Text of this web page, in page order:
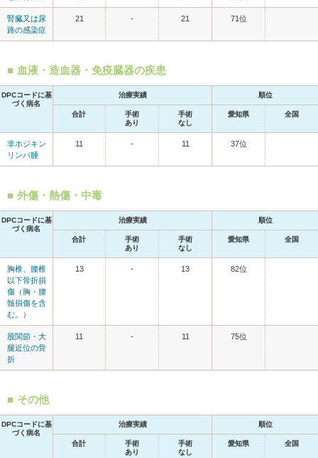
腎臓又は尿
路の感染症
21 - 21 71位
血液・造血器・免疫臓器の疾患
DPCコードに基
づく病名
治療実績 順位
合計
手術
あり
手術
なし
愛知県 全国
非ホジキン
リンパ腫
11 - 11 37位
外傷・熱傷・中毒
DPCコードに基
づく病名
治療実績 順位
合計
手術
あり
手術
なし
愛知県 全国
胸椎、腰椎
以下骨折損
傷（胸・腰
髄損傷を含
む。）
13 - 13 82位
股関節・大
腿近位の骨
折
11 - 11 75位
その他
DPCコードに基
づく病名
治療実績 順位
合計
手術
あり
手術
なし
愛知県 全国